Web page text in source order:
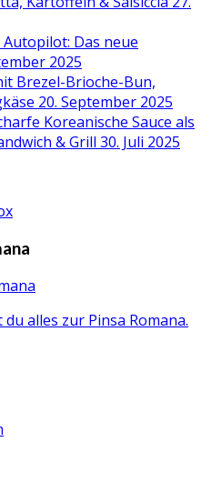
Das neue
2025
Brezel-Brioche-Bun,
20. September 2025
Koreanische Sauce als
& Grill 30. Juli 2025
alles zur Pinsa Romana.